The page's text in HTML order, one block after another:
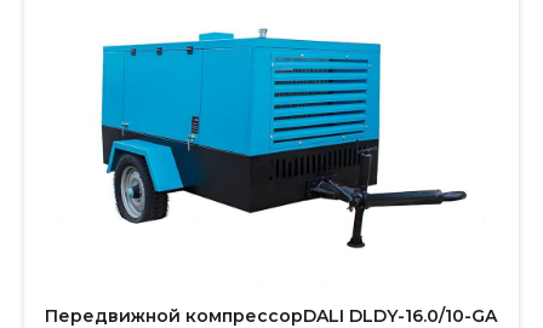
Передвижной компрессорDALI DLDY-16.0/10-GA